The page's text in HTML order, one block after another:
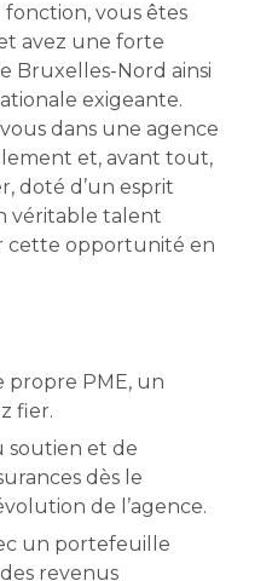
vous êtes
avez une forte
Bruxelles-Nord ainsi
exigeante.
dans une agence
et, avant tout,
doté d’un esprit
véritable talent
cette opportunité en
propre PME, un
fier.
soutien et de
dès le
de l’agence.
un portefeuille
revenus